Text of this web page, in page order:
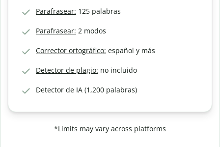
Parafrasear: 125 palabras
Parafrasear: 2 modos
Corrector ortográfico: español y más
Detector de plagio: no incluido
Detector de IA (1,200 palabras)
*Limits may vary across platforms